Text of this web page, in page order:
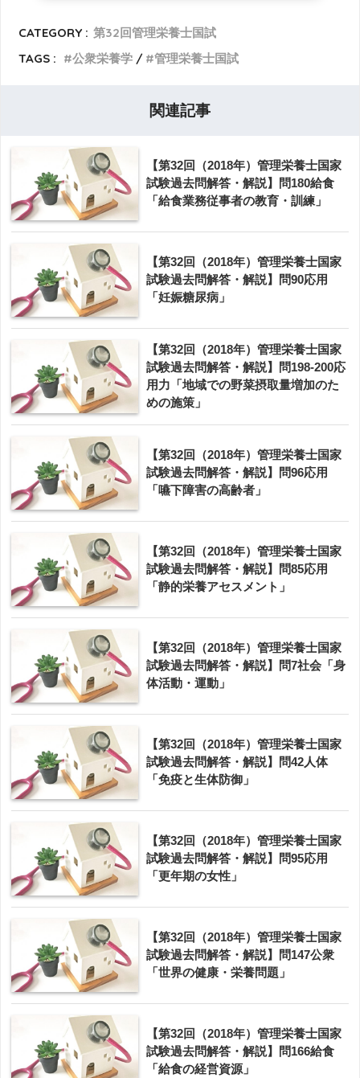
CATEGORY : 第32回管理栄養士国試
TAGS :
公衆栄養学 管理栄養士国試
関連記事
【第32回（2018年）管理栄養士国家
試験過去問解答・解説】問180給食
「給食業務従事者の教育・訓練」
【第32回（2018年）管理栄養士国家
試験過去問解答・解説】問90応用
「妊娠糖尿病」
【第32回（2018年）管理栄養士国家
試験過去問解答・解説】問198-200応
用力「地域での野菜摂取量増加のた
めの施策」
【第32回（2018年）管理栄養士国家
試験過去問解答・解説】問96応用
「嚥下障害の高齢者」
【第32回（2018年）管理栄養士国家
試験過去問解答・解説】問85応用
「静的栄養アセスメント」
【第32回（2018年）管理栄養士国家
試験過去問解答・解説】問7社会「身
体活動・運動」
【第32回（2018年）管理栄養士国家
試験過去問解答・解説】問42人体
「免疫と生体防御」
【第32回（2018年）管理栄養士国家
試験過去問解答・解説】問95応用
「更年期の女性」
【第32回（2018年）管理栄養士国家
試験過去問解答・解説】問147公衆
「世界の健康・栄養問題」
【第32回（2018年）管理栄養士国家
試験過去問解答・解説】問166給食
「給食の経営資源」